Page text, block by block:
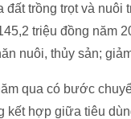
đất trồng trọt và
triệu đồng năm
nuôi, thủy sản;
qua có bước
kết hợp giữa tiêu